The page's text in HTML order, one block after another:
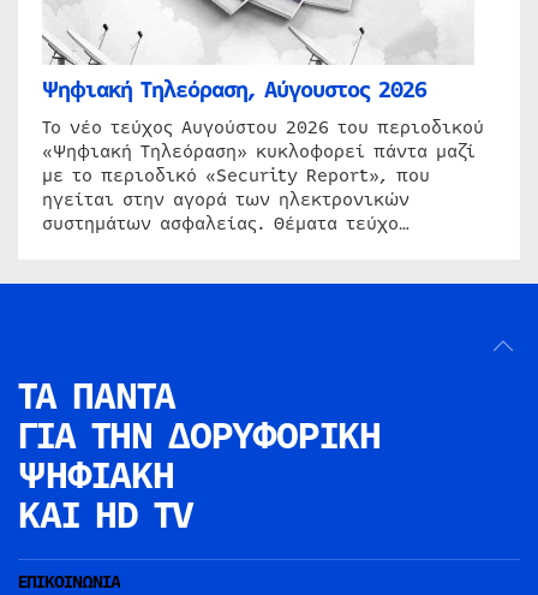
Ψηφιακή Τηλεόραση, Αύγουστος 2026
Το νέο τεύχος Αυγούστου 2026 του περιοδικού
«Ψηφιακή Τηλεόραση» κυκλοφορεί πάντα μαζί
με το περιοδικό «Security Report», που
ηγείται στην αγορά των ηλεκτρονικών
συστημάτων ασφαλείας. Θέματα τεύχο…
ΤΑ ΠΑΝΤΑ
ΓΙΑ ΤΗΝ ΔΟΡΥΦΟΡΙΚΗ
ΨΗΦΙΑΚΗ
ΚΑΙ HD TV
ΕΠΙΚΟΙΝΩΝΙΑ